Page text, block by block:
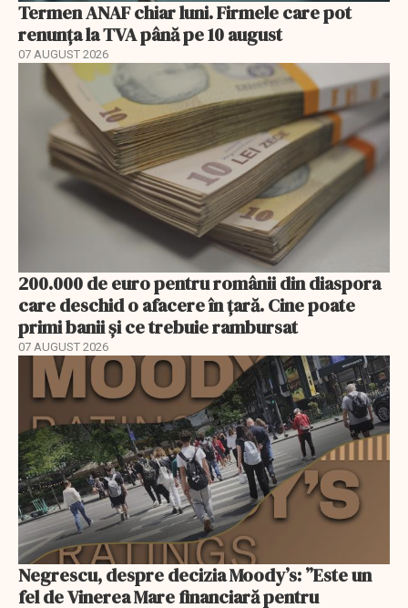
Termen ANAF chiar luni. Firmele care pot
renunța la TVA până pe 10 august
07 AUGUST 2026
200.000 de euro pentru românii din diaspora
care deschid o afacere în țară. Cine poate
primi banii și ce trebuie rambursat
07 AUGUST 2026
Negrescu, despre decizia Moody’s: ”Este un
fel de Vinerea Mare financiară pentru